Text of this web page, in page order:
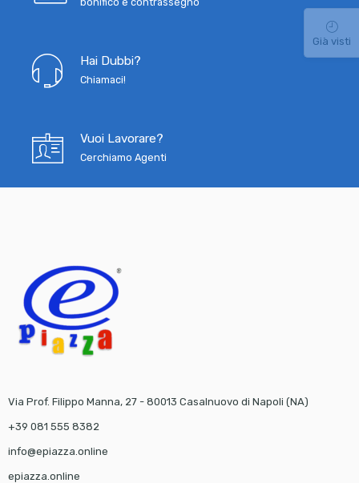
Hai Dubbi?
Chiamaci!
Vuoi Lavorare?
Cerchiamo Agenti
Via Prof. Filippo Manna, 27 - 80013 Casalnuovo di Napoli (NA)
+39 081 555 8382
info@epiazza.online
epiazza.online
Già visti